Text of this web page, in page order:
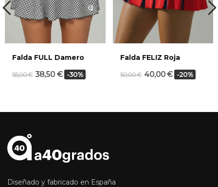
Falda FULL Damero
55,00 € 38,50 € -30%
Falda FELIZ Roja
50,00 € 40,00 € -20%
Diseñado y fabricado en España